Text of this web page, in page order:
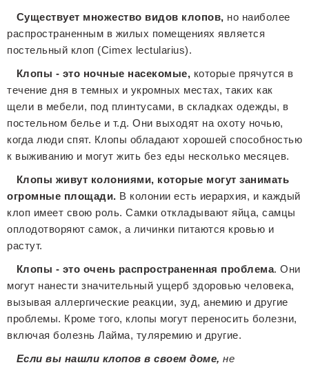
Существует множество видов клопов, но наиболее
распространенным в жилых помещениях является
постельный клоп (Cimex lectularius).
Клопы - это ночные насекомые, которые прячутся в
течение дня в темных и укромных местах, таких как
щели в мебели, под плинтусами, в складках одежды, в
постельном белье и т.д. Они выходят на охоту ночью,
когда люди спят. Клопы обладают хорошей способностью
к выживанию и могут жить без еды несколько месяцев.
Клопы живут колониями, которые могут занимать
огромные площади. В колонии есть иерархия, и каждый
клоп имеет свою роль. Самки откладывают яйца, самцы
оплодотворяют самок, а личинки питаются кровью и
растут.
Клопы - это очень распространенная проблема. Они
могут нанести значительный ущерб здоровью человека,
вызывая аллергические реакции, зуд, анемию и другие
проблемы. Кроме того, клопы могут переносить болезни,
включая болезнь Лайма, туляремию и другие.
Если вы нашли клопов в своем доме, не